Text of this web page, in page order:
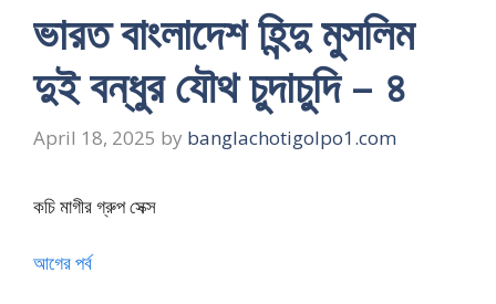
ভারত বাংলাদেশ হিন্দু মুসলিম
দুই বন্ধুর যৌথ চুদাচুদি – ৪
April 18, 2025 by banglachotigolpo1.com
কচি মাগীর গ্রুপ সেক্স
আগের পর্ব